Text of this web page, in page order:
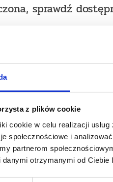
z plików cookie
cookie w celu realizacji usług
społecznościowe i
partnerom
otrzymanymi od
sprawdź
ZAPROSZENIE